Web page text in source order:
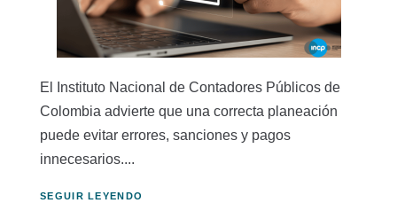
El Instituto Nacional de Contadores Públicos de
Colombia advierte que una correcta planeación
puede evitar errores, sanciones y pagos
innecesarios....
SEGUIR LEYENDO